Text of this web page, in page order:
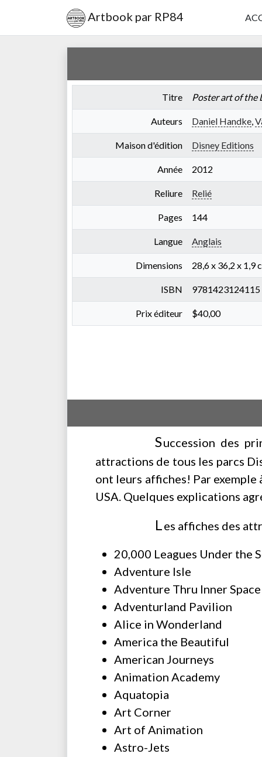
Artbook par RP84
Titre Poster art of the
Auteurs Daniel Handke,
Maison d'édition Disney Editions
Année 2012
Reliure Relié
Pages 144
Langue Anglais
Dimensions 28,6 x 36,2 x 1,9
ISBN 9781423124115
Prix éditeur $40,00
Succession des
attractions de tous les parcs
ont leurs affiches! Par
USA. Quelques explications
Les affiches des
20,000 Leagues Under the
Adventure Isle
Adventure Thru Inner Space
Adventurland Pavilion
Alice in Wonderland
America the Beautiful
American Journeys
Animation Academy
Aquatopia
Art Corner
Art of Animation
Astro-Jets